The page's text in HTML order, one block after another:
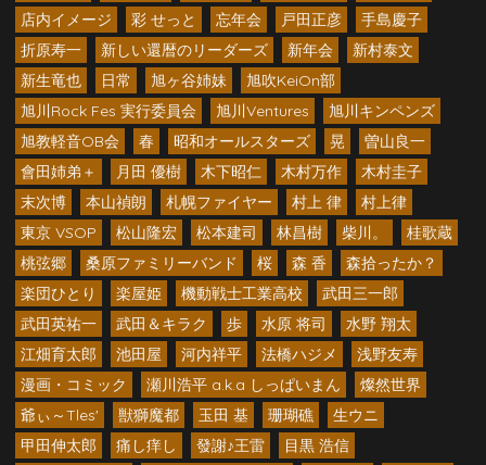
店内イメージ
彩 せっと 忘年会 戸田正彦
手島慶子
折原寿一
新しい還暦のリーダーズ 新年会
新村泰文
新生竜也
日常 旭ヶ谷姉妹
旭吹KeiOn部
旭川Rock Fes 実行委員会
旭川Ventures
旭川キンペンズ
旭教軽音OB会
春 昭和オールスターズ 晃
曽山良一
會田姉弟＋
月田 優樹 木下昭仁 木村万作
木村圭子
末次博
本山禎朗 札幌ファイヤー 村上 律
村上律
東京 VSOP
松山隆宏 松本建司 林昌樹 柴川。
桂歌蔵
桃弦郷
桑原ファミリーバンド 桜 森 香
森拾ったか？
楽団ひとり
楽屋姫 機動戦士工業高校
武田三一郎
武田英祐一
武田＆キラク 歩 水原 将司
水野 翔太
江畑育太郎
池田屋 河内祥平 法橋ハジメ
浅野友寿
漫画・コミック
瀬川浩平 a.k.a しっぱいまん
燦然世界
爺ぃ～Tles'
獣獅魔都 玉田 基 珊瑚礁
生ウニ
甲田伸太郎
痛し痒し 發謝♪王雷
目黒 浩信